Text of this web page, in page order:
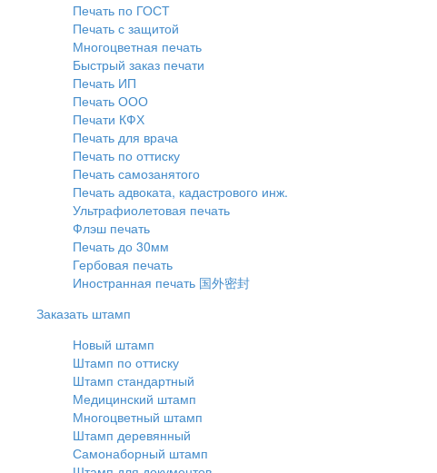
Печать по ГОСТ
Печать с защитой
Многоцветная печать
Быстрый заказ печати
Печать ИП
Печать ООО
Печати КФХ
Печать для врача
Печать по оттиску
Печать самозанятого
Печать адвоката, кадастрового инж.
Ультрафиолетовая печать
Флэш печать
Печать до 30мм
Гербовая печать
Иностранная печать 国外密封
Заказать штамп
Новый штамп
Штамп по оттиску
Штамп стандартный
Медицинский штамп
Многоцветный штамп
Штамп деревянный
Самонаборный штамп